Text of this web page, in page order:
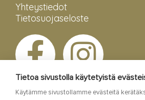
Yhteystiedot
Tietosuojaseloste
Tietoa sivustolla käytetyistä
Käytämme sivustollamme evästeitä